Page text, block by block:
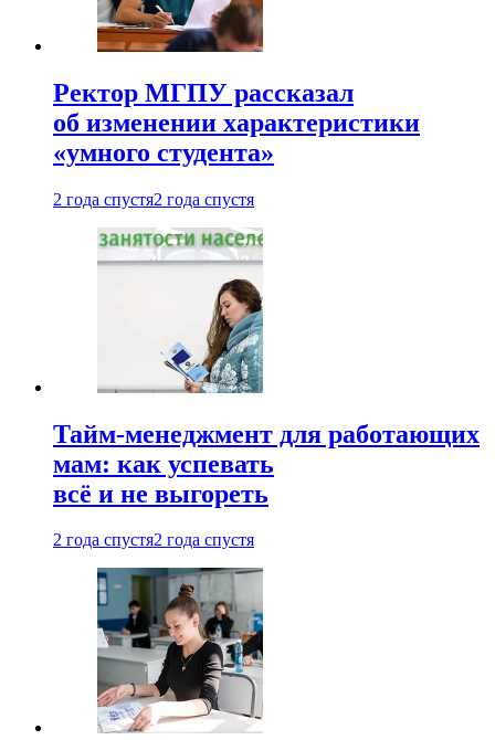
Ректор МГПУ рассказал
об изменении характеристики
«умного студента»
2 года спустя2 года спустя
Тайм-менеджмент для работающих
мам: как успевать
всё и не выгореть
2 года спустя2 года спустя